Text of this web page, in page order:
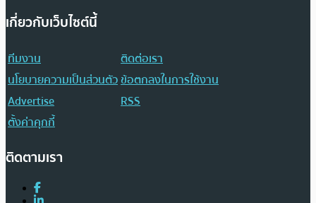
เกี่ยวกับเว็บไซต์นี้
ทีมงาน
ติดต่อเรา
นโยบายความเป็นส่วนตัวข้อตกลงในการใช้งาน
Advertise
RSS
ตั้งค่าคุกกี้
ติดตามเรา